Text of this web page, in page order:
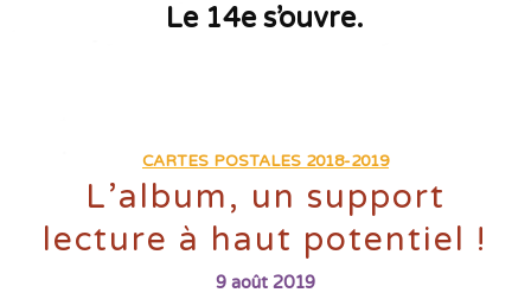
Le 14e s’ouvre.
CARTES POSTALES 2018-2019
L’album, un support
lecture à haut potentiel !
9 août 2019